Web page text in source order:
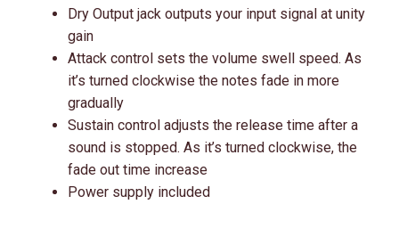
Dry Output jack outputs your input signal at unity
gain
Attack control sets the volume swell speed. As
it’s turned clockwise the notes fade in more
gradually
Sustain control adjusts the release time after a
sound is stopped. As it’s turned clockwise, the
fade out time increase
Power supply included